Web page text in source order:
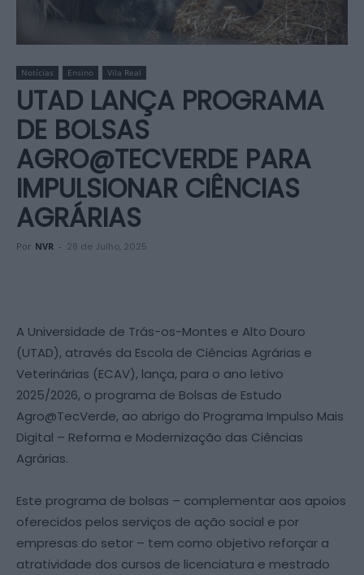
Notícias Ensino Vila Real
UTAD LANÇA PROGRAMA
DE BOLSAS
AGRO@TECVERDE PARA
IMPULSIONAR CIÊNCIAS
AGRÁRIAS
Por NVR - 28 de Julho, 2025
A Universidade de Trás-os-Montes e Alto Douro
(UTAD), através da Escola de Ciências Agrárias e
Veterinárias (ECAV), lança, para o ano letivo
2025/2026, o programa de Bolsas de Estudo
Agro@TecVerde, ao abrigo do Programa Impulso Mais
Digital – Reforma e Modernização das Ciências
Agrárias.
Este programa de bolsas – complementar aos apoios
oferecidos pelos serviços de ação social e por
empresas do setor – tem como objetivo reforçar a
atratividade dos cursos de licenciatura e mestrado